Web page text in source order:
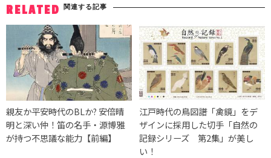
RELATED 関連する記事
親友か平安時代のBLか? 安倍晴
明と深い仲！笛の名手・源博雅
が持つ不思議な能力【前編】
江戸時代の鳥図譜「禽鏡」をデ
ザインに採用した切手「自然の
記録シリーズ 第2集」が美し
い！